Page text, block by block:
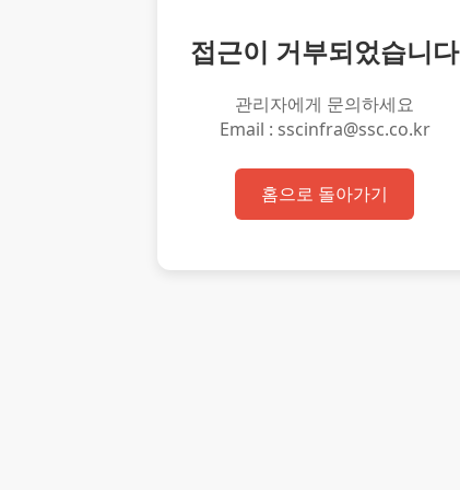
접근이 거부되었습니다
관리자에게 문의하세요
Email : sscinfra@ssc.co.kr
홈으로 돌아가기